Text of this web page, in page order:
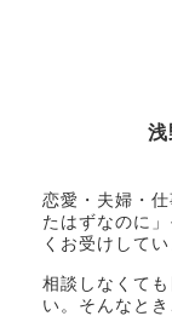
浅
恋愛・夫婦・
たはずなのに
くお受けしてい
相談しなくて
い。そんなと